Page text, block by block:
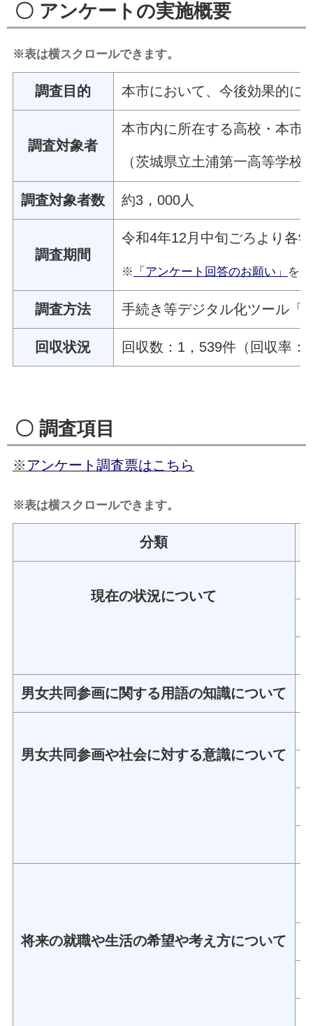
〇 アンケートの実施概要
※表は横スクロールできます。
調査目的 本市において、今後効果的に
調査対象者
本市内に所在する高校・本市
（茨城県立土浦第一高等学
調査対象者数 約3，000人
調査期間
令和4年12月中旬ごろより各
※ 「アンケート回答のお願い」 を
調査方法 手続き等デジタル化ツール「
回収状況 回収数：1，539件（回収率：
〇 調査項目
※ アンケート調査票はこちら
※表は横スクロールできます。
分類
現在の状況について
男女共同参画に関する用語の知識について
男女共同参画や社会に対する意識について
将来の就職や生活の希望や考え方について